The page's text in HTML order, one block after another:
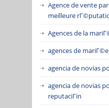
Agence de vente
meilleure
Agences de la
agences de
agencia de novias
agencia de novias
reputaciГіn